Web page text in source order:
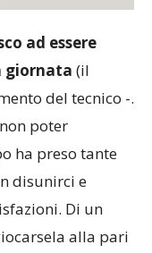
ad essere
giornata (il
del tecnico -.
poter
ha preso tante
disunirci e
Di un
alla pari